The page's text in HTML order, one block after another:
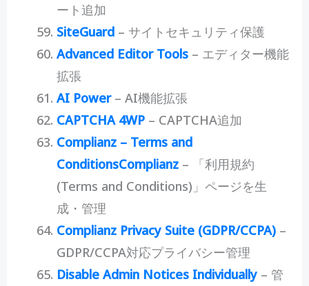
ート追加
SiteGuard– サイトセキュリティ保護
Advanced Editor Tools– エディター機能
拡張
AI Power– AI機能拡張
CAPTCHA 4WP– CAPTCHA追加
Complianz – Terms and
ConditionsComplianz– 「利用規約
(Terms and Conditions)」ページを生
成・管理
Complianz Privacy Suite (GDPR/CCPA)–
GDPR/CCPA対応プライバシー管理
Disable Admin Notices Individually– 管